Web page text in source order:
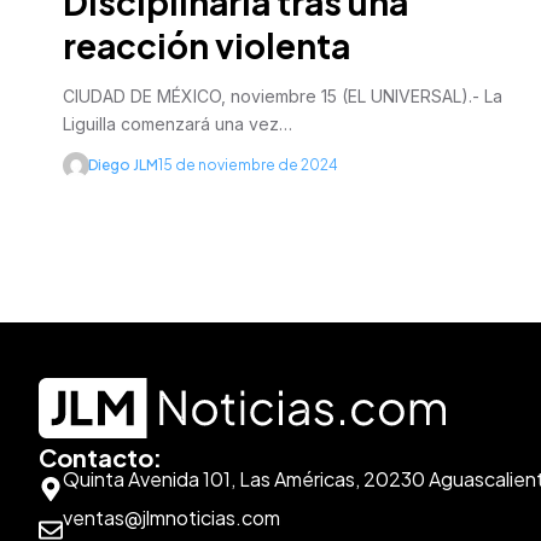
reacción violenta
CIUDAD DE MÉXICO, noviembre 15 (EL UNIVERSAL).- La
Liguilla comenzará una vez…
Diego JLM15 de noviembre de 2024
Contacto:
Quinta Avenida 101, Las Américas, 20230
ventas@jlmnoticias.com